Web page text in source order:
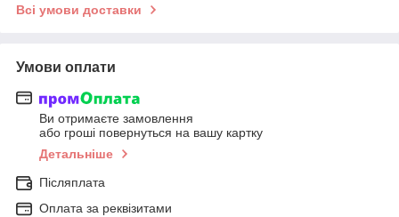
Всі умови доставки
Умови оплати
Ви отримаєте замовлення
або гроші повернуться на вашу картку
Детальніше
Післяплата
Оплата за реквізитами